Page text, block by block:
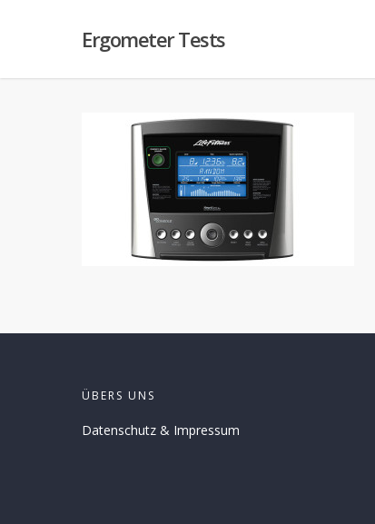
Ergometer Tests
ÜBERS UNS
Datenschutz & Impressum